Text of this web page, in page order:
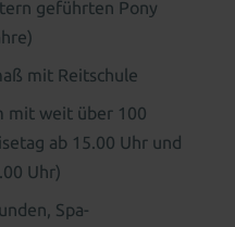
geführten Pony
mit Reitschule
mit weit über 100
ab 15.00 Uhr und
Uhr)
, Spa-